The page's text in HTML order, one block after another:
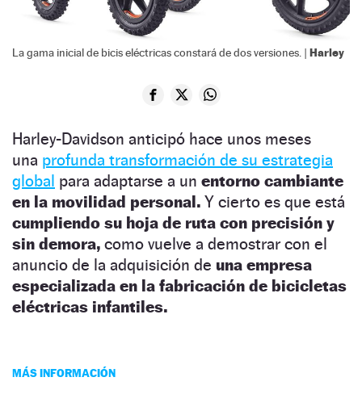
La gama inicial de bicis eléctricas constará de dos versiones. | Harley
Harley-Davidson anticipó hace unos meses
una profunda transformación de su estrategia
global para adaptarse a un entorno cambiante
en la movilidad personal. Y cierto es que está
cumpliendo su hoja de ruta con precisión y
sin demora, como vuelve a demostrar con el
anuncio de la adquisición de una empresa
especializada en la fabricación de bicicletas
eléctricas infantiles.
MÁS INFORMACIÓN